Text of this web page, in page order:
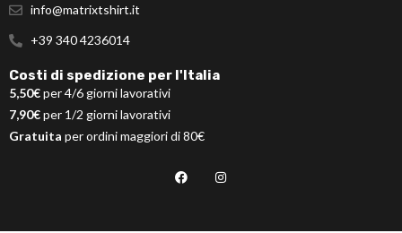
info@matrixtshirt.it
+39 340 4236014
Costi di spedizione per l'Italia
5,50€per 4/6 giorni lavorativi
7,90€per 1/2 giorni lavorativi
Gratuita per ordini maggiori di 80€